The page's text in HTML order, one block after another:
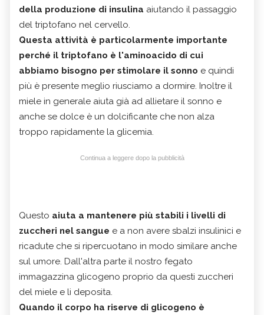
della produzione di insulina aiutando il passaggio
del triptofano nel cervello.
Questa attività è particolarmente importante
perché il triptofano è l'aminoacido di cui
abbiamo bisogno per stimolare il sonno e quindi
più è presente meglio riusciamo a dormire. Inoltre il
miele in generale aiuta già ad allietare il sonno e
anche se dolce è un dolcificante che non alza
troppo rapidamente la glicemia.
Continua a leggere dopo la pubblicità
Questo aiuta a mantenere più stabili i livelli di
zuccheri nel sangue e a non avere sbalzi insulinici e
ricadute che si ripercuotano in modo similare anche
sul umore. Dall'altra parte il nostro fegato
immagazzina glicogeno proprio da questi zuccheri
del miele e li deposita.
Quando il corpo ha riserve di glicogeno è